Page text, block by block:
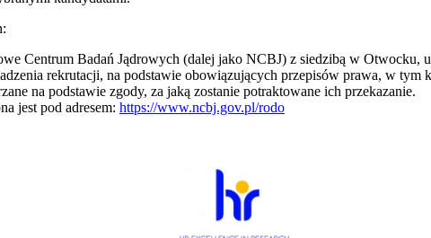
Centrum Badań Jądrowych (dalej jako NCBJ) z siedzibą w Otwocku,
rekrutacji, na podstawie obowiązujących przepisów prawa, w tym
na podstawie zgody, za jaką zostanie potraktowane ich przekazanie.
jest pod adresem: https://www.ncbj.gov.pl/rodo